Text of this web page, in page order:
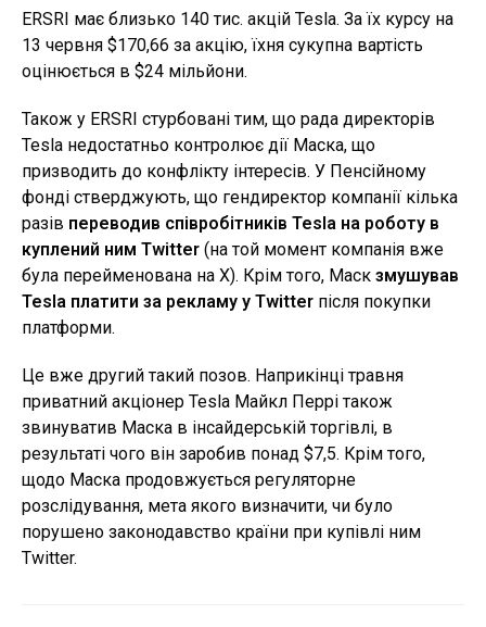
ERSRI має близько 140 тис. акцій Tesla. За їх курсу на
13 червня $170,66 за акцію, їхня сукупна вартість
оцінюється в $24 мільйони.
Також у ERSRI стурбовані тим, що рада директорів
Tesla недостатньо контролює дії Маска, що
призводить до конфлікту інтересів. У Пенсійному
фонді стверджують, що гендиректор компанії кілька
разів переводив співробітників Tesla на роботу в
куплений ним Twitter (на той момент компанія вже
була перейменована на X). Крім того, Маск змушував
Tesla платити за рекламу у Twitter після покупки
платформи.
Це вже другий такий позов. Наприкінці травня
приватний акціонер Tesla Майкл Перрі також
звинуватив Маска в інсайдерській торгівлі, в
результаті чого він заробив понад $7,5. Крім того,
щодо Маска продовжується регуляторне
розслідування, мета якого визначити, чи було
порушено законодавство країни при купівлі ним
Twitter.